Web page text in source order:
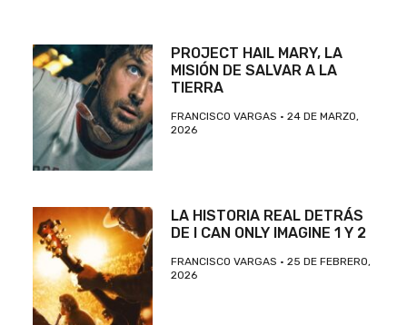
PROJECT HAIL MARY, LA
MISIÓN DE SALVAR A LA
TIERRA
FRANCISCO VARGAS
24 DE MARZO,
2026
LA HISTORIA REAL DETRÁS
DE I CAN ONLY IMAGINE 1 Y 2
FRANCISCO VARGAS
25 DE FEBRERO,
2026